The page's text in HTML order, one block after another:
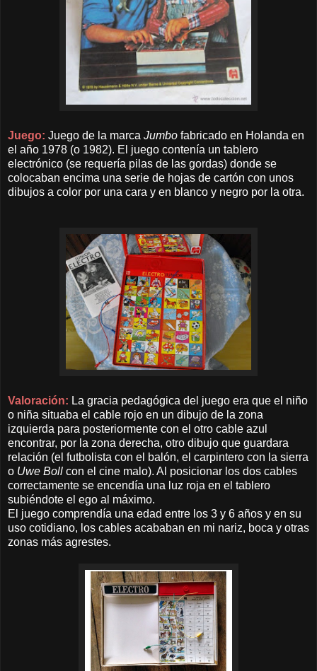
Juego: Juego de la marca Jumbo fabricado en Holanda en
el año 1978 (o 1982). El juego contenía un tablero
electrónico (se requería pilas de las gordas) donde se
colocaban encima una serie de hojas de cartón con unos
dibujos a color por una cara y en blanco y negro por la otra.
Valoración: La gracia pedagógica del juego era que el niño
o niña situaba el cable rojo en un dibujo de la zona
izquierda para posteriormente con el otro cable azul
encontrar, por la zona derecha, otro dibujo que guardara
relación (el futbolista con el balón, el carpintero con la sierra
o Uwe Boll con el cine malo). Al posicionar los dos cables
correctamente se encendía una luz roja en el tablero
subiéndote el ego al máximo.
El juego comprendía una edad entre los 3 y 6 años y en su
uso cotidiano, los cables acababan en mi nariz, boca y otras
zonas más agrestes.